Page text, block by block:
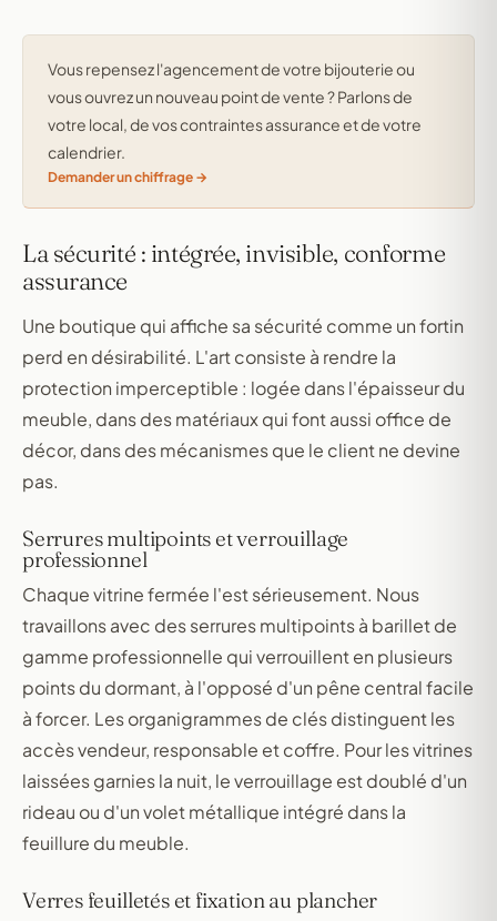
Vous repensez l'agencement de votre bijouterie ou
vous ouvrez un nouveau point de vente ? Parlons de
votre local, de vos contraintes assurance et de votre
calendrier.
Demander un chiffrage
La sécurité : intégrée, invisible, conforme
assurance
Une boutique qui affiche sa sécurité comme un fortin
perd en désirabilité. L'art consiste à rendre la
protection imperceptible : logée dans l'épaisseur du
meuble, dans des matériaux qui font aussi office de
décor, dans des mécanismes que le client ne devine
pas.
Serrures multipoints et verrouillage
professionnel
Chaque vitrine fermée l'est sérieusement. Nous
travaillons avec des serrures multipoints à barillet de
gamme professionnelle qui verrouillent en plusieurs
points du dormant, à l'opposé d'un pêne central facile
à forcer. Les organigrammes de clés distinguent les
accès vendeur, responsable et coffre. Pour les vitrines
laissées garnies la nuit, le verrouillage est doublé d'un
rideau ou d'un volet métallique intégré dans la
feuillure du meuble.
Verres feuilletés et fixation au plancher